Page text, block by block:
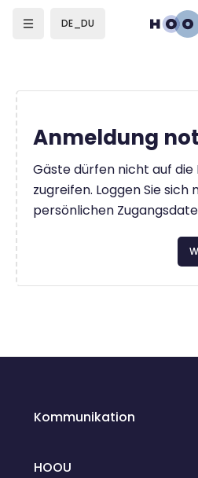
DE_DU
Anmeldung
Gäste dürfen nicht auf
zugreifen. Loggen Sie sich
persönlichen
Kommunikation
HOOU